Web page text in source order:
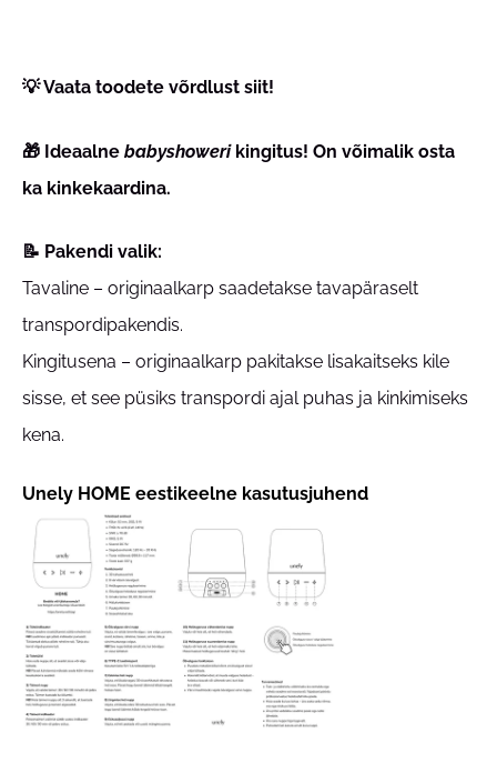
💡 Vaata toodete võrdlust siit!
🎁 Ideaalne babyshowerikingitus! On võimalik osta
ka kinkekaardina.
📝 Pakendi valik:
Tavaline – originaalkarp saadetakse tavapäraselt
transpordipakendis.
Kingitusena – originaalkarp pakitakse lisakaitseks kile
sisse, et see püsiks transpordi ajal puhas ja kinkimiseks
kena.
Unely HOME eestikeelne kasutusjuhend